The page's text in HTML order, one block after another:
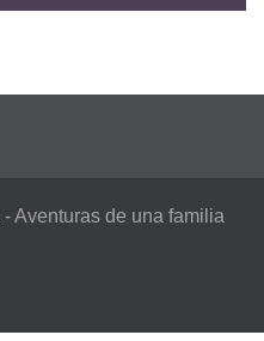
- Aventuras de una familia